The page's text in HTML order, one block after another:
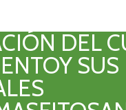
DEL
SUS